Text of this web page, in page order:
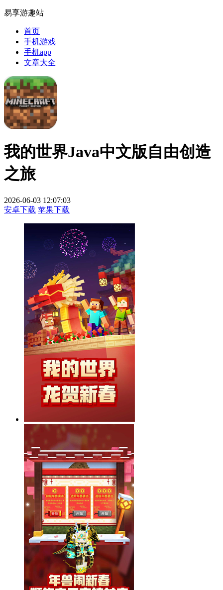
易享游趣站
首页
手机游戏
手机app
文章大全
我的世界Java中文版自由创造
之旅
2026-06-03 12:07:03
安卓下载 苹果下载